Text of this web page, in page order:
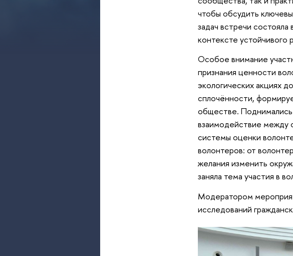
чтобы обсудить
задач встречи
контексте устойчивого
Особое внимание
признания ценности
экологических акциях
сплочённости,
обществе.
взаимодействие между
системы оценки
волонтеров: от
желания изменить
заняла тема участия в
Модератором
исследований